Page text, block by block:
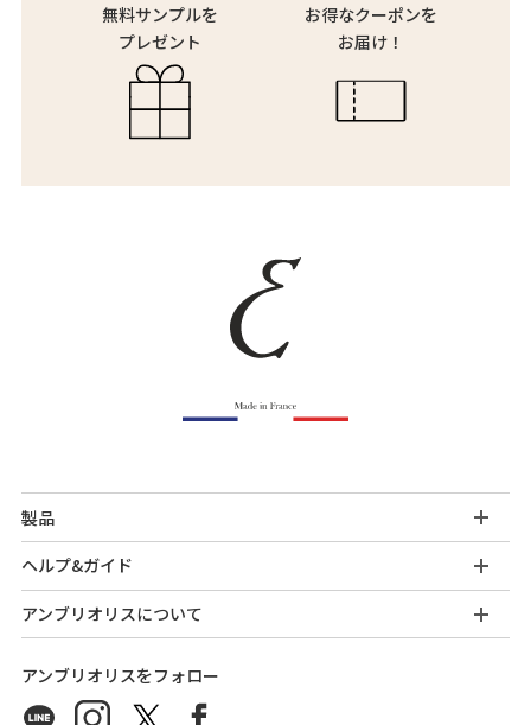
無料サンプルを
プレゼント
お得なクーポンを
お届け！
製品
ヘルプ&ガイド
アンブリオリスについて
アンブリオリスをフォロー